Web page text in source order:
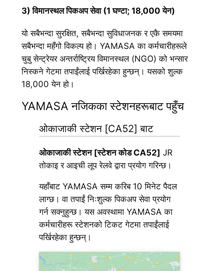
3) विमानस्थल पिकअप सेवा (1 घण्टा; 18,000 येन)
यो सबैभन्दा सुरक्षित, सबैभन्दा सुविधाजनक र एकै समयमा
सबैभन्दा महँगो विकल्प हो। YAMASA का कर्मचारीहरूले
चुबु सेन्ट्रेयर अन्तर्राष्ट्रिय विमानस्थल (NGO) को भन्सार
निस्कने गेटमा तपाईंलाई पर्खिरहेका हुन्छन्। यसको शुल्क
18,000 येन हो।
YAMASA नजिकका स्टेशनहरूबाट पहुँच
ओकाजाकी स्टेशन [CA52] बाट
ओकाजाकी स्टेशन [स्टेशन कोड CA52] JR
तोकाइ र आइची लूप रेलवे द्वारा प्रयोग गरिन्छ।
यहाँबाट YAMASA सम्म करिब 10 मिनेट पैदल
लाग्छ। वा तपाईं निःशुल्क पिकअप सेवा प्रयोग
गर्न सक्नुहुन्छ। यस अवस्थामा YAMASA का
कर्मचारीहरू स्टेशनको टिकट गेटमा तपाईंलाई
पर्खिरहेका हुन्छन्।